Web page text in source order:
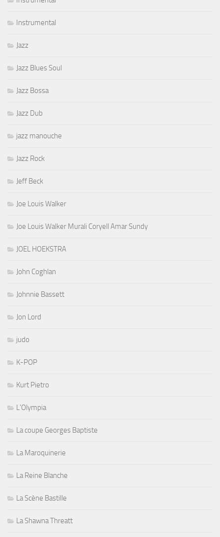
Instrumental
Jazz
Jazz Blues Soul
Jazz Bossa
Jazz Dub
jazz manouche
Jazz Rock
Jeff Beck
Joe Louis Walker
Joe Louis Walker Murali Coryell Amar Sundy
JOEL HOEKSTRA
John Coghlan
Johnnie Bassett
Jon Lord
judo
K-POP
Kurt Pietro
L'Olympia
La coupe Georges Baptiste
La Maroquinerie
La Reine Blanche
La Scène Bastille
La Shawna Threatt